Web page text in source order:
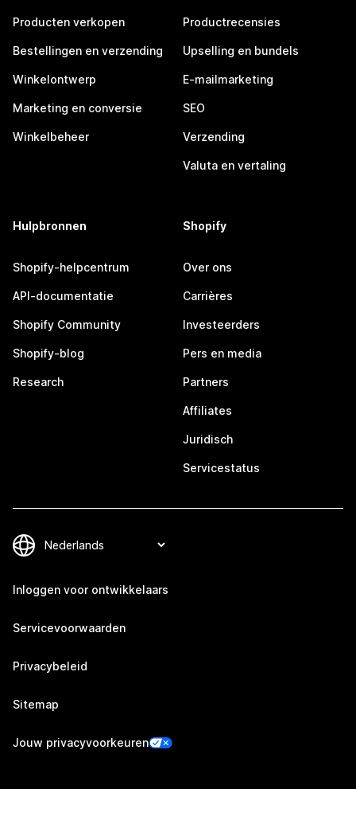
Producten verkopen
Bestellingen en verzending
Winkelontwerp
Marketing en conversie
Winkelbeheer
Productrecensies
Upselling en bundels
E-mailmarketing
SEO
Verzending
Valuta en vertaling
Hulpbronnen
Shopify-helpcentrum
API-documentatie
Shopify Community
Shopify-blog
Research
Shopify
Over ons
Carrières
Investeerders
Pers en media
Partners
Affiliates
Juridisch
Servicestatus
Inloggen voor ontwikkelaars
Servicevoorwaarden
Privacybeleid
Sitemap
Jouw privacyvoorkeuren